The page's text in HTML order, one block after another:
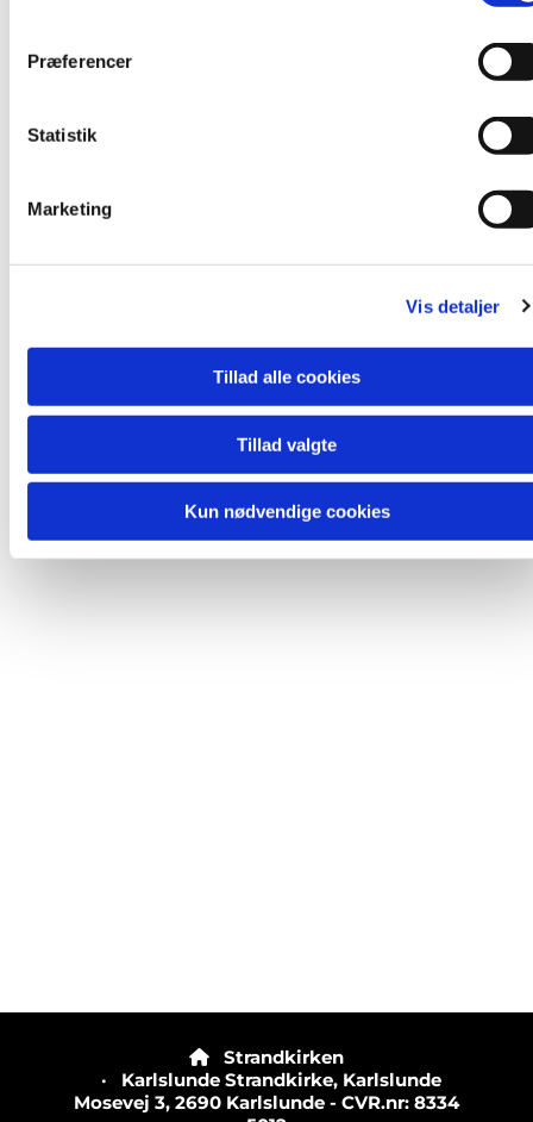
Præferencer
Statistik
Marketing
Vis detaljer
Tillad alle cookies
Tillad valgte
Kun nødvendige cookies
Du vil måske også kunne lide...

Strandkirken
· Karlslunde Strandkirke, Karlslunde
Mosevej 3, 2690 Karlslunde - CVR.nr: 8334